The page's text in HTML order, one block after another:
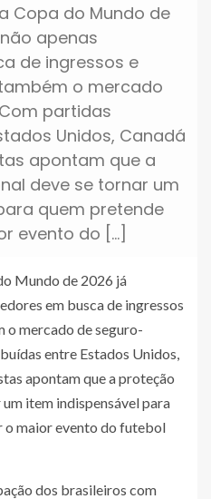
Copa do Mundo de
apenas
de ingressos e
o mercado
partidas
Unidos, Canadá
apontam que a
deve se tornar um
quem pretende
evento do […]
Mundo de 2026 já
em busca de ingressos
o mercado de seguro-
entre Estados Unidos,
apontam que a proteção
item indispensável para
o maior evento do futebol
dos brasileiros com